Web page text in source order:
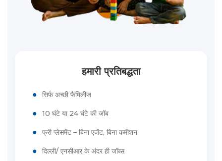
हमारी प्रतिबद्धता
● सिर्फ अच्छी फैमिलीज
● 10 घंटे या 24 घंटे की जॉब
● फ्री प्लेसमेंट – बिना एजेंट, बिना कमीशन
● दिल्ली/ एनसीआर के अंदर ही जॉब्स